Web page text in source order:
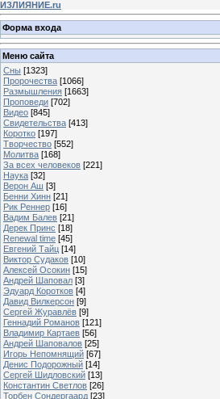
ИЗЛИЯНИЕ.ru
Форма входа
Меню сайта
Сны [1323]
Пророчества [1066]
Размышления [1663]
Проповеди [702]
Видео [845]
Свидетельства [413]
Коротко [197]
Творчество [552]
Молитва [168]
За всех человеков [221]
Наука [32]
Верон Аш [3]
Бенни Хинн [21]
Рик Реннер [16]
Вадим Балев [21]
Дерек Принс [18]
Renewal time [45]
Евгений Тайц [14]
Виктор Судаков [10]
Алексей Осокин [15]
Андрей Шаповал [3]
Эдуард Коротков [4]
Давид Вилкерсон [9]
Сергей Журавлёв [9]
Геннадий Романов [121]
Владимир Картаев [56]
Андрей Шаповалов [25]
Игорь Непомнящий [67]
Денис Подорожный [14]
Сергей Шидловский [13]
Константин Светлов [26]
Торбен Сондергаард [23]